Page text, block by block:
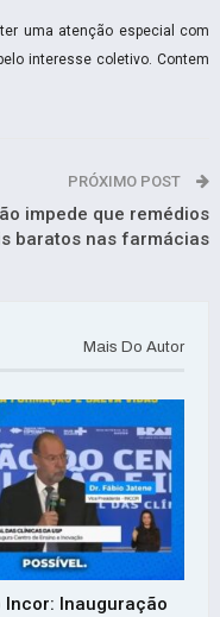
uma atenção especial com
interesse coletivo. Contem
PRÓXIMO POST
impede que remédios
baratos nas farmácias
Mais Do Autor
Incor: Inauguração